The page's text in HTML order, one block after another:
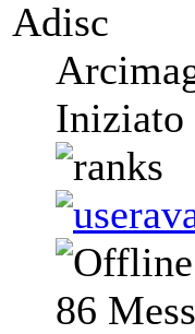
Adisc
Iniziato
86